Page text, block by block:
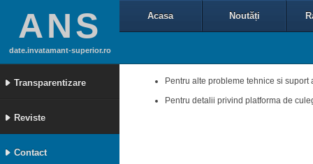
ANS
date.invatamant-superior.ro
Transparentizare
Reviste
Contact
Acasa Noutăți
Pentru alte probleme tehnice si
Pentru detalii privind platforma de